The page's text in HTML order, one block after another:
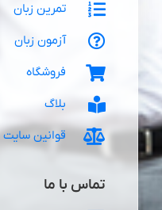
تمرین زبان
آزمون زبان
فروشگاه
بلاگ
قوانین سایت
تماس با ما